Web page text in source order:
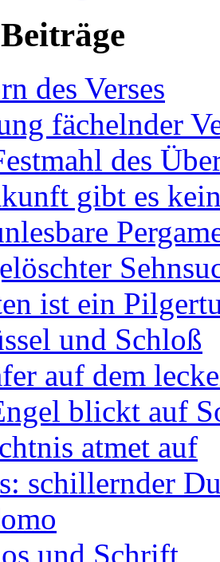
des Verses
fächelnder
des
gibt es
ist ein
und Schloß
auf dem
blickt auf
atmet auf
schillernder
und Schrift